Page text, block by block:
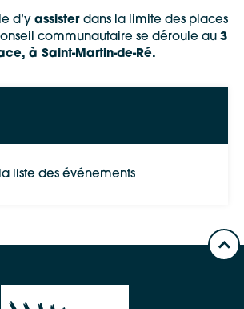
liste des événements
d’y assister dans la limite des places
communautaire se déroule au 3
à Saint-Martin-de-Ré.
Maps